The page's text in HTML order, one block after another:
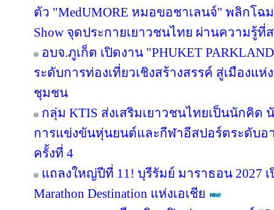
ตัว "MedUMORE หมอขอชาเลนจ์" พลิกโฉม
Show จุดประกายเยาวชนไทย ผ่านความรู้ที่
อบจ.ภูเก็ต เปิดงาน "PHUKET
ระดับการท่องเที่ยวเชิงสร้างสรรค์ สู่เมืองแ
ชุมชน
กลุ่ม KTIS ส่งเสริมเยาวชนไทยเป็นนักคิด
การแข่งขันหุ่นยนต์และกีฬาอีสปอร์ตระดับอ
ครั้งที่ 4
แถลงใหญ่ปีที่ 11! บุรีรัมย์ มาราธอน 2027
Marathon Destination แห่งเอเชีย